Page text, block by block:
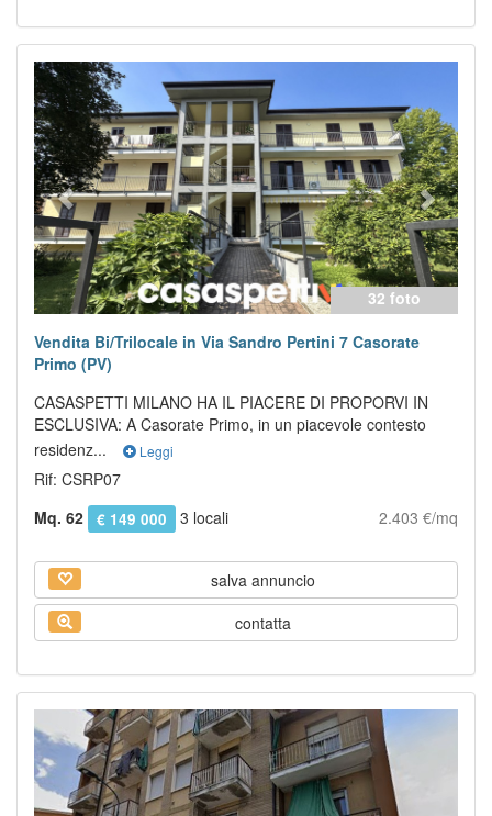
32 foto
Previous
Vendita Bi/Trilocale in Via Sandro Pertini 7 Casorate
Primo (PV)
CASASPETTI MILANO HA IL PIACERE DI PROPORVI IN
ESCLUSIVA: A Casorate Primo, in un piacevole contesto
residenz...
Leggi
Rif: CSRP07
Mq. 62
€ 149 000 3 locali 2.403 €/mq
salva annuncio
contatta
Previous